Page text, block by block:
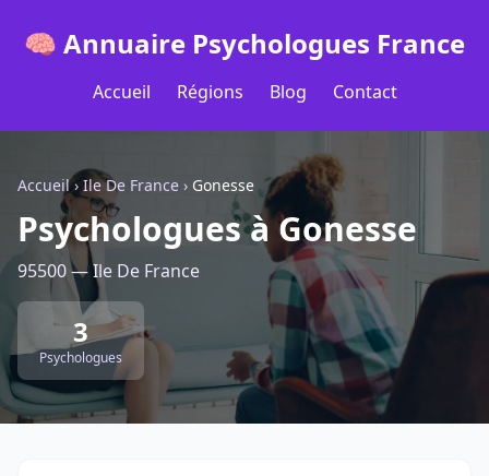
🧠 Annuaire Psychologues France
Accueil Régions Blog Contact
Accueil› Ile De France › Gonesse
Psychologues à Gonesse
95500 — Ile De France
3
Psychologues